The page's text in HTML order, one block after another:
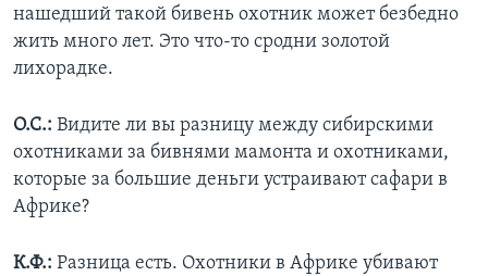
нашедший такой бивень охотник может безбедно
жить много лет. Это что-то сродни золотой
лихорадке.
О.С.: Видите ли вы разницу между сибирскими
охотниками за бивнями мамонта и охотниками,
которые за большие деньги устраивают сафари в
Африке?
К.Ф.: Разница есть. Охотники в Африке убивают